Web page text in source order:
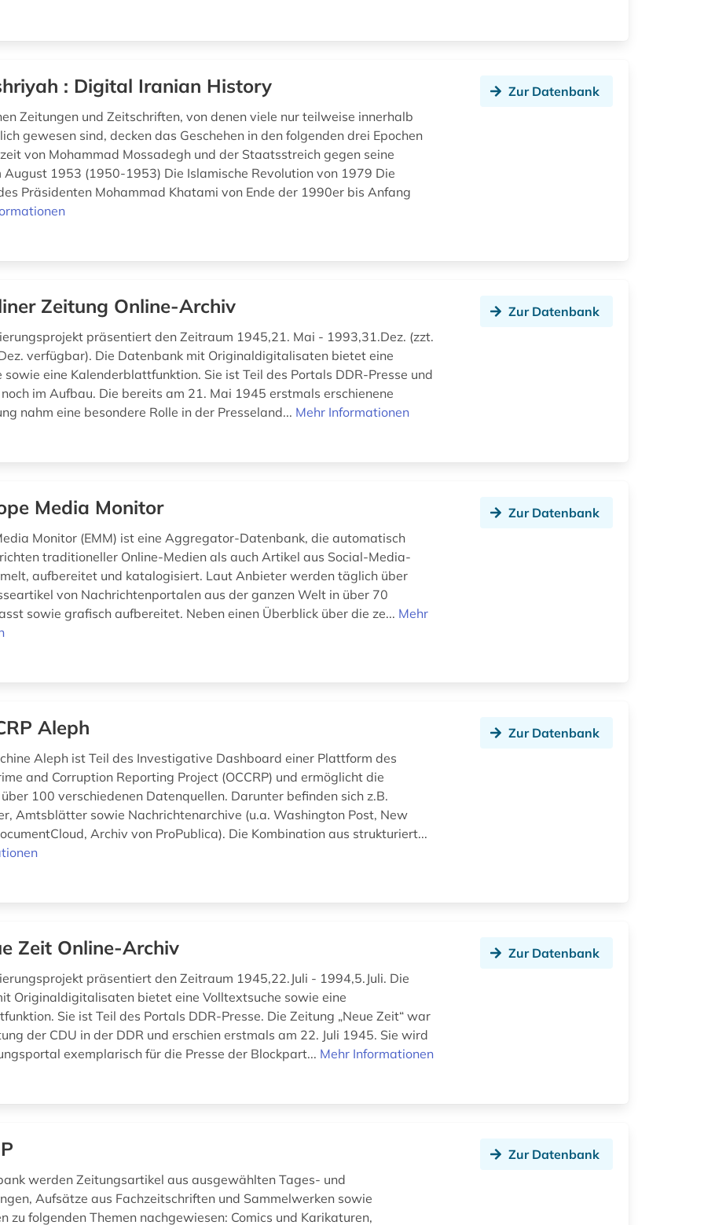
: Digital Iranian History
Zeitungen und Zeitschriften, von denen viele nur teilweise innerhalb
gewesen sind, decken das Geschehen in den folgenden drei Epochen
von Mohammad Mossadegh und der Staatsstreich gegen seine
August 1953 (1950-1953) Die Islamische Revolution von 1979 Die
Präsidenten Mohammad Khatami von Ende der 1990er bis Anfang
Zur Datenbank
Zeitung Online-Archiv
präsentiert den Zeitraum 1945,21. Mai - 1993,31.Dez. (zzt.
verfügbar). Die Datenbank mit Originaldigitalisaten bietet eine
sowie eine Kalenderblattfunktion. Sie ist Teil des Portals DDR-Presse und
im Aufbau. Die bereits am 21. Mai 1945 erstmals erschienene
nahm eine besondere Rolle in der Presseland... Mehr Informationen
Zur Datenbank
Media Monitor
Monitor (EMM) ist eine Aggregator-Datenbank, die automatisch
traditioneller Online-Medien als auch Artikel aus Social-Media-
aufbereitet und katalogisiert. Laut Anbieter werden täglich über
von Nachrichtenportalen aus der ganzen Welt in über 70
sowie grafisch aufbereitet. Neben einen Überblick über die ze... Mehr
Zur Datenbank
Aleph
Aleph ist Teil des Investigative Dashboard einer Plattform des
and Corruption Reporting Project (OCCRP) und ermöglicht die
über 100 verschiedenen Datenquellen. Darunter befinden sich z.B.
Amtsblätter sowie Nachrichtenarchive (u.a. Washington Post, New
Archiv von ProPublica). Die Kombination aus strukturiert...
Zur Datenbank
Zeit Online-Archiv
präsentiert den Zeitraum 1945,22.Juli - 1994,5.Juli. Die
Originaldigitalisaten bietet eine Volltextsuche sowie eine
Sie ist Teil des Portals DDR-Presse. Die Zeitung „Neue Zeit“ war
der CDU in der DDR und erschien erstmals am 22. Juli 1945. Sie wird
exemplarisch für die Presse der Blockpart... Mehr Informationen
Zur Datenbank
werden Zeitungsartikel aus ausgewählten Tages- und
Aufsätze aus Fachzeitschriften und Sammelwerken sowie
zu folgenden Themen nachgewiesen: Comics und Karikaturen,
Zur Datenbank